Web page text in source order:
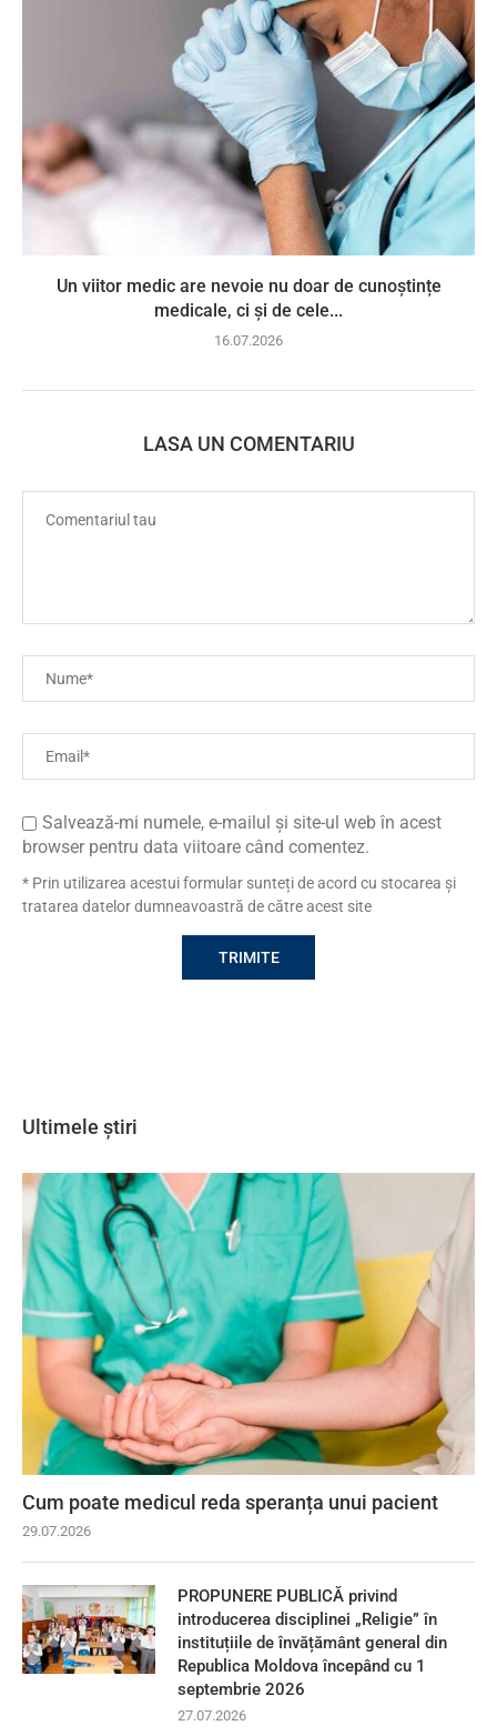
Un viitor medic are nevoie nu doar de cunoștințe
medicale, ci și de cele...
16.07.2026
LASA UN COMENTARIU
Salvează-mi numele, e-mailul și site-ul web în acest
browser pentru data viitoare când comentez.
* Prin utilizarea acestui formular sunteți de acord cu stocarea și
tratarea datelor dumneavoastră de către acest site
Ultimele știri
Cum poate medicul reda speranța unui pacient
29.07.2026
PROPUNERE PUBLICĂ privind
introducerea disciplinei „Religie” în
instituțiile de învățământ general din
Republica Moldova începând cu 1
septembrie 2026
27.07.2026